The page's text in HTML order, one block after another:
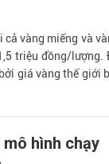
vàng miếng và
triệu đồng/lượng.
giá vàng thế giới
hình chạy